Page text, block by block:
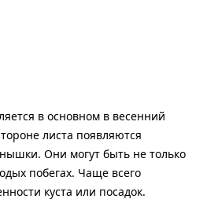
в основном в весенний
листа появляются
Они могут быть не только
побегах. Чаще всего
куста или посадок.